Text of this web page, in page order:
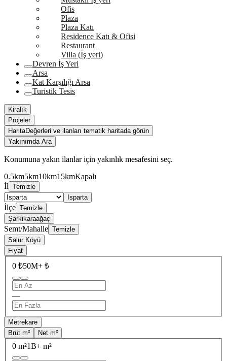
Ofis
Plaza
Plaza Katı
Residence Katı & Ofisi
Restaurant
Villa (İş yeri)
Devren İş Yeri
Arsa
Kat Karşılığı Arsa
Turistik Tesis
Kiralık
Projeler
HaritaDeğerleri ve ilanları tematik haritada görün
Yakınımda Ara
Konumuna yakın ilanlar için yakınlık mesafesini seç.
0.5km5km10km15kmKapalı
İl Temizle
Isparta
İlçe Temizle
Şarkikaraağaç
Semt/Mahalle Temizle
Salur Köyü
Fiyat
0 ₺50M+ ₺
—
Metrekare
Brüt m²
Net m²
0 m²1B+ m²